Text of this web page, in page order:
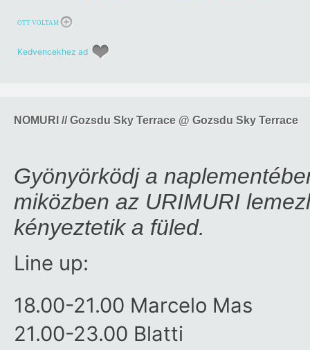
OTT VOLTAM
Kedvencekhez ad
NOMURI // Gozsdu Sky Terrace @ Gozsdu Sky Terrace
Gyönyörködj a
miközben az URIMURI
kényeztetik a füled.
Line up:
18.00-21.00 Marcelo Mas
21.00-23.00 Blatti